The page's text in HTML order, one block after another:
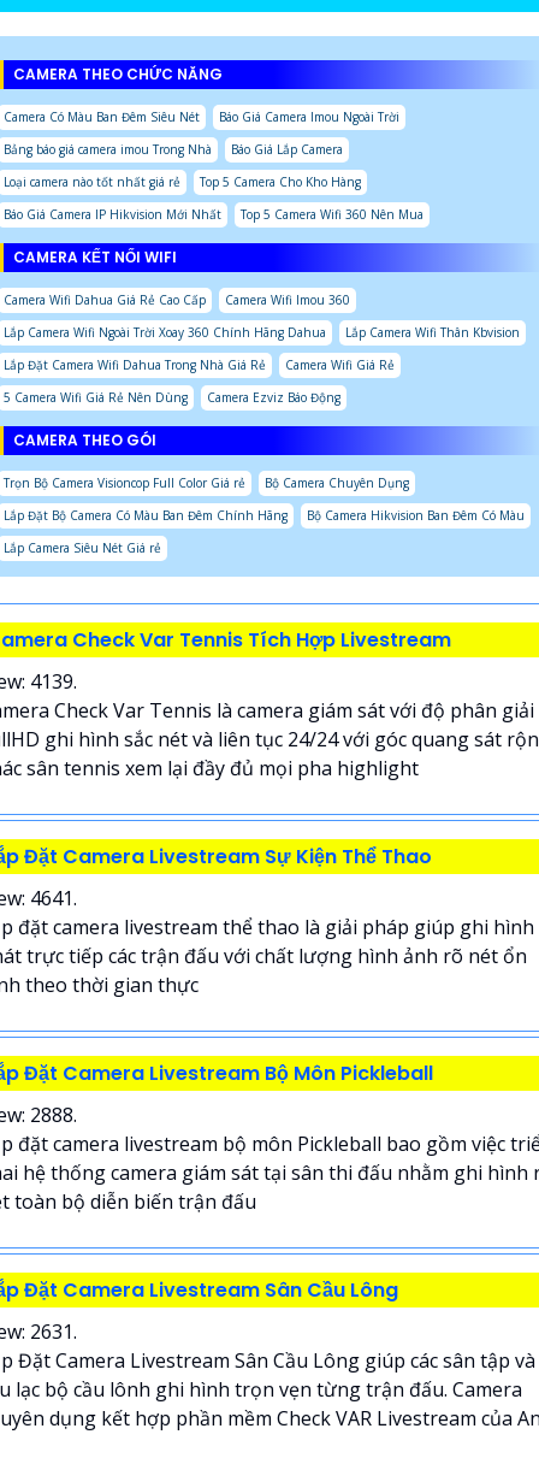
CAMERA THEO CHỨC NĂNG
Camera Có Màu Ban Đêm Siêu Nét
Báo Giá Camera Imou Ngoài Trời
Bảng báo giá camera imou Trong Nhà
Báo Giá Lắp Camera
Loại camera nào tốt nhất giá rẻ
Top 5 Camera Cho Kho Hàng
Báo Giá Camera IP Hikvision Mới Nhất
Top 5 Camera Wifi 360 Nên Mua
CAMERA KẾT NỐI WIFI
Camera Wifi Dahua Giá Rẻ Cao Cấp
Camera Wifi Imou 360
Lắp Camera Wifi Ngoài Trời Xoay 360 Chính Hãng Dahua
Lắp Camera Wifi Thân Kbvision
Lắp Đặt Camera Wifi Dahua Trong Nhà Giá Rẻ
Camera Wifi Giá Rẻ
5 Camera Wifi Giá Rẻ Nên Dùng
Camera Ezviz Báo Động
CAMERA THEO GÓI
Trọn Bộ Camera Visioncop Full Color Giá rẻ
Bộ Camera Chuyên Dụng
Lắp Đặt Bộ Camera Có Màu Ban Đêm Chính Hãng
Bộ Camera Hikvision Ban Đêm Có Màu
Lắp Camera Siêu Nét Giá rẻ
Check Var Tennis Tích Hợp Livestream
4139.
Check Var Tennis là camera giám sát với độ phân giải
ghi hình sắc nét và liên tục 24/24 với góc quang sát
sân tennis xem lại đầy đủ mọi pha highlight
Đặt Camera Livestream Sự Kiện Thể Thao
4641.
đặt camera livestream thể thao là giải pháp giúp ghi hình
trực tiếp các trận đấu với chất lượng hình ảnh rõ nét ổn
theo thời gian thực
Đặt Camera Livestream Bộ Môn Pickleball
2888.
đặt camera livestream bộ môn Pickleball bao gồm việc
hệ thống camera giám sát tại sân thi đấu nhằm ghi hình
toàn bộ diễn biến trận đấu
Đặt Camera Livestream Sân Cầu Lông
2631.
Đặt Camera Livestream Sân Cầu Lông giúp các sân tập và
lạc bộ cầu lônh ghi hình trọn vẹn từng trận đấu. Camera
dụng kết hợp phần mềm Check VAR Livestream của